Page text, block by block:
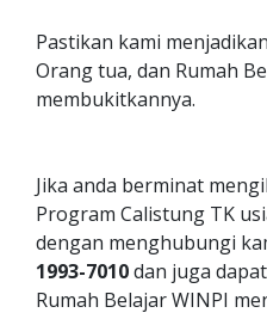
Pastikan kami
Orang tua, dan Rumah
membukitkannya.
Jika anda berminat
Program Calistung TK
dengan menghubungi
1993-7010dan juga
Rumah Belajar WINPI